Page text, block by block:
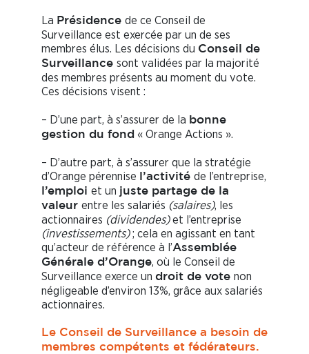
La Présidence de ce Conseil de
Surveillance est exercée par un de ses
membres élus. Les décisions du Conseil de
Surveillance sont validées par la majorité
des membres présents au moment du vote.
Ces décisions visent :
– D’une part, à s’assurer de la bonne
gestion du fond « Orange Actions ».
– D’autre part, à s’assurer que la stratégie
d’Orange pérennise
l’activité de l’entreprise,
l’emploi et un juste partage de la
valeur entre les salariés (salaires), les
actionnaires (dividendes)et l’entreprise
(investissements); cela en agissant en tant
qu’acteur de référence à l’Assemblée
Générale d’Orange, où le Conseil de
Surveillance exerce un droit de vote non
négligeable d’environ 13%, grâce aux salariés
actionnaires.
Le Conseil de Surveillance a besoin de
membres compétents et fédérateurs.